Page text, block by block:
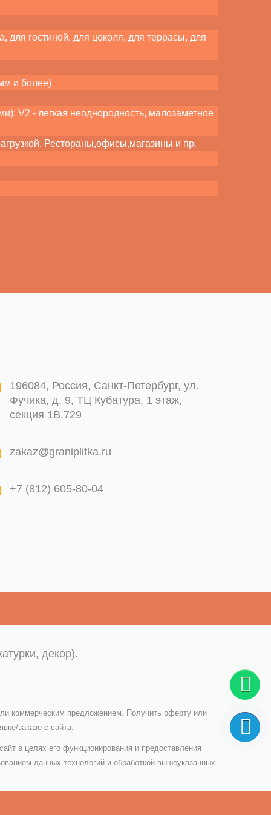
для гостиной, для цоколя, для террасы, для
и более)
V2 - легкая неоднородность, малозаметное
Рестораны,офисы,магазины и пр.
196084, Россия, Санкт-Петербург, ул.
Фучика, д. 9, ТЦ Кубатура, 1 этаж,
секция 1В.729
zakaz@graniplitka.ru
+7 (812) 605-80-04
декор).
коммерческим предложением. Получить оферту или
заказе с сайта.
в целях его функционирования и предоставления
данных технологий и обработкой вышеуказанных